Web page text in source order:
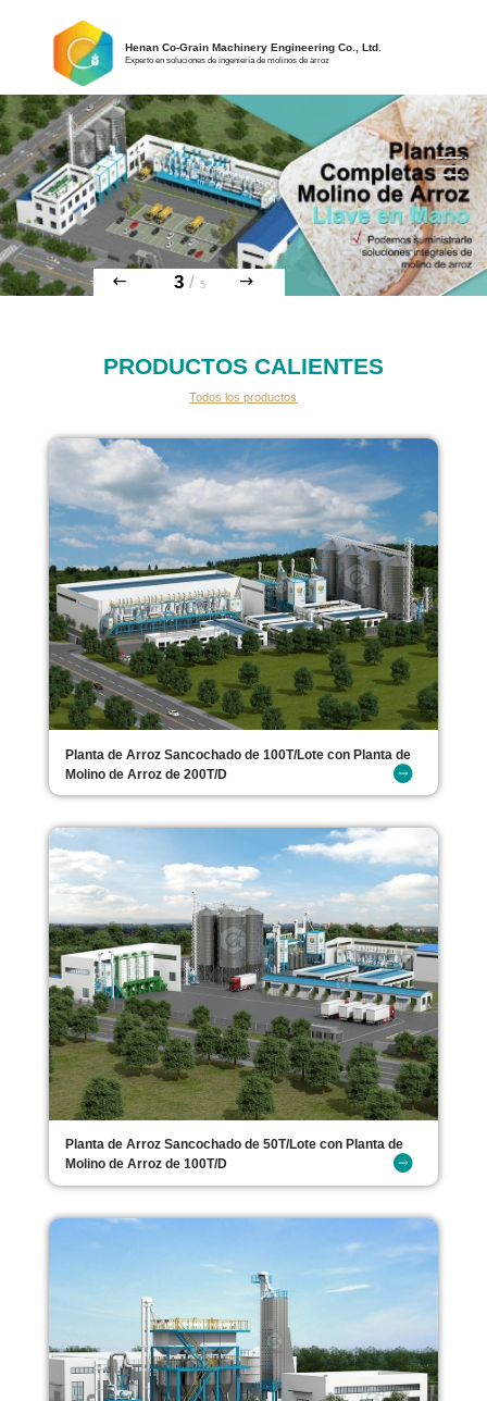
Henan Co-Grain Machinery Engineering Co., Ltd.
Experto en soluciones de ingeniería de molinos de arroz
3/ 5
PRODUCTOS CALIENTES
Todos los productos
Planta de Arroz Sancochado de 100T/Lote con Planta de
Molino de Arroz de 200T/D
Planta de Arroz Sancochado de 50T/Lote con Planta de
Molino de Arroz de 100T/D